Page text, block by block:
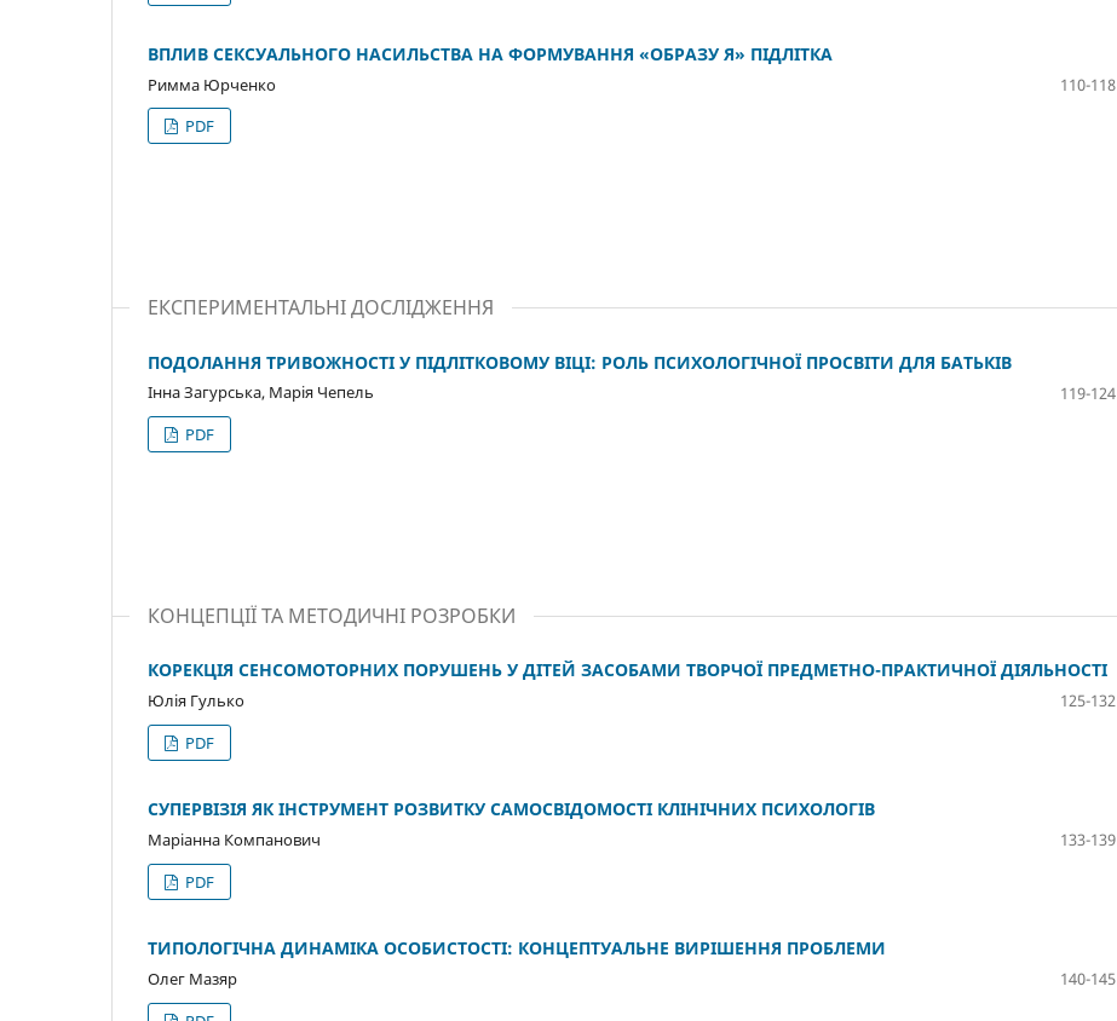
ВПЛИВ СЕКСУАЛЬНОГО НАСИЛЬСТВА НА ФОРМУВАННЯ «ОБРАЗУ Я» ПІДЛІТКА
Римма Юрченко
110-118
PDF
ЕКСПЕРИМЕНТАЛЬНІ ДОСЛІДЖЕННЯ
ПОДОЛАННЯ ТРИВОЖНОСТІ У ПІДЛІТКОВОМУ ВІЦІ: РОЛЬ ПСИХОЛОГІЧНОЇ ПРОСВІТИ ДЛЯ БАТЬКІВ
Інна Загурська, Марія Чепель
119-124
PDF
КОНЦЕПЦІЇ ТА МЕТОДИЧНІ РОЗРОБКИ
КОРЕКЦІЯ СЕНСОМОТОРНИХ ПОРУШЕНЬ У ДІТЕЙ ЗАСОБАМИ ТВОРЧОЇ ПРЕДМЕТНО-ПРАКТИЧНОЇ ДІЯЛЬНОСТІ
Юлія Гулько
125-132
PDF
СУПЕРВІЗІЯ ЯК ІНСТРУМЕНТ РОЗВИТКУ САМОСВІДОМОСТІ КЛІНІЧНИХ ПСИХОЛОГІВ
Маріанна Компанович
133-139
PDF
ТИПОЛОГІЧНА ДИНАМІКА ОСОБИСТОСТІ: КОНЦЕПТУАЛЬНЕ ВИРІШЕННЯ ПРОБЛЕМИ
Олег Мазяр
140-145